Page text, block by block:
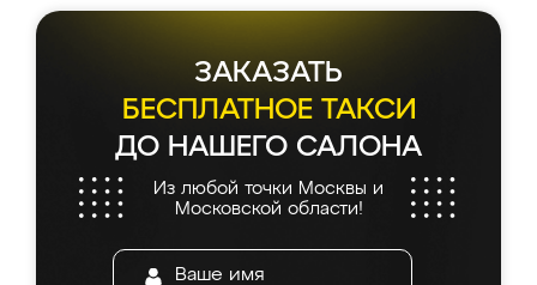
ЗАКАЗАТЬ
БЕСПЛАТНОЕ ТАКСИ
ДО НАШЕГО САЛОНА
Из любой точки Москвы и
Московской области!